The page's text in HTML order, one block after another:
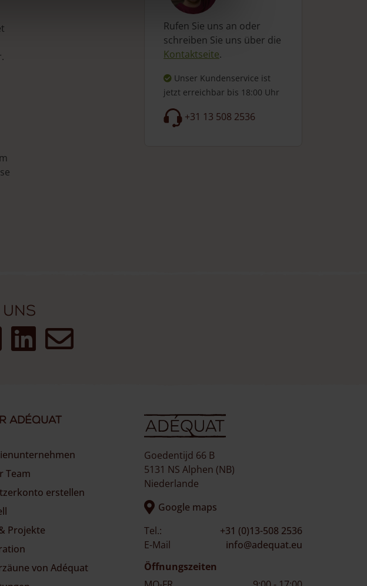
Rufen Sie uns an oder
schreiben Sie uns über die
Kontaktseite.
Unser Kundenservice ist
jetzt erreichbar bis 18:00 Uhr
+31 13 508 2536
uns
Adéquat
Team
erstellen
Projekte
von Adéquat
Goedentijd 66 B
5131 NS Alphen (NB)
Niederlande
Google maps
Tel.:
+31 (0)13-508 2536
E-Mail
info@adequat.eu
Öffnungszeiten